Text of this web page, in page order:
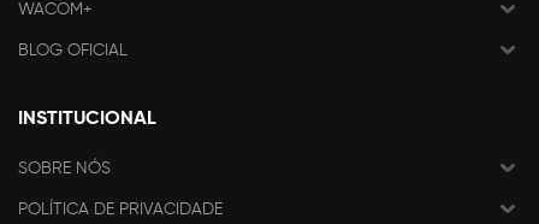
WACOM+
BLOG OFICIAL
INSTITUCIONAL
SOBRE NÓS
POLÍTICA DE PRIVACIDADE